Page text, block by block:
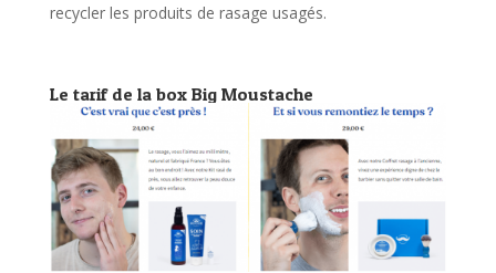
recycler les produits de rasage usagés.
Le tarif de la box Big Moustache